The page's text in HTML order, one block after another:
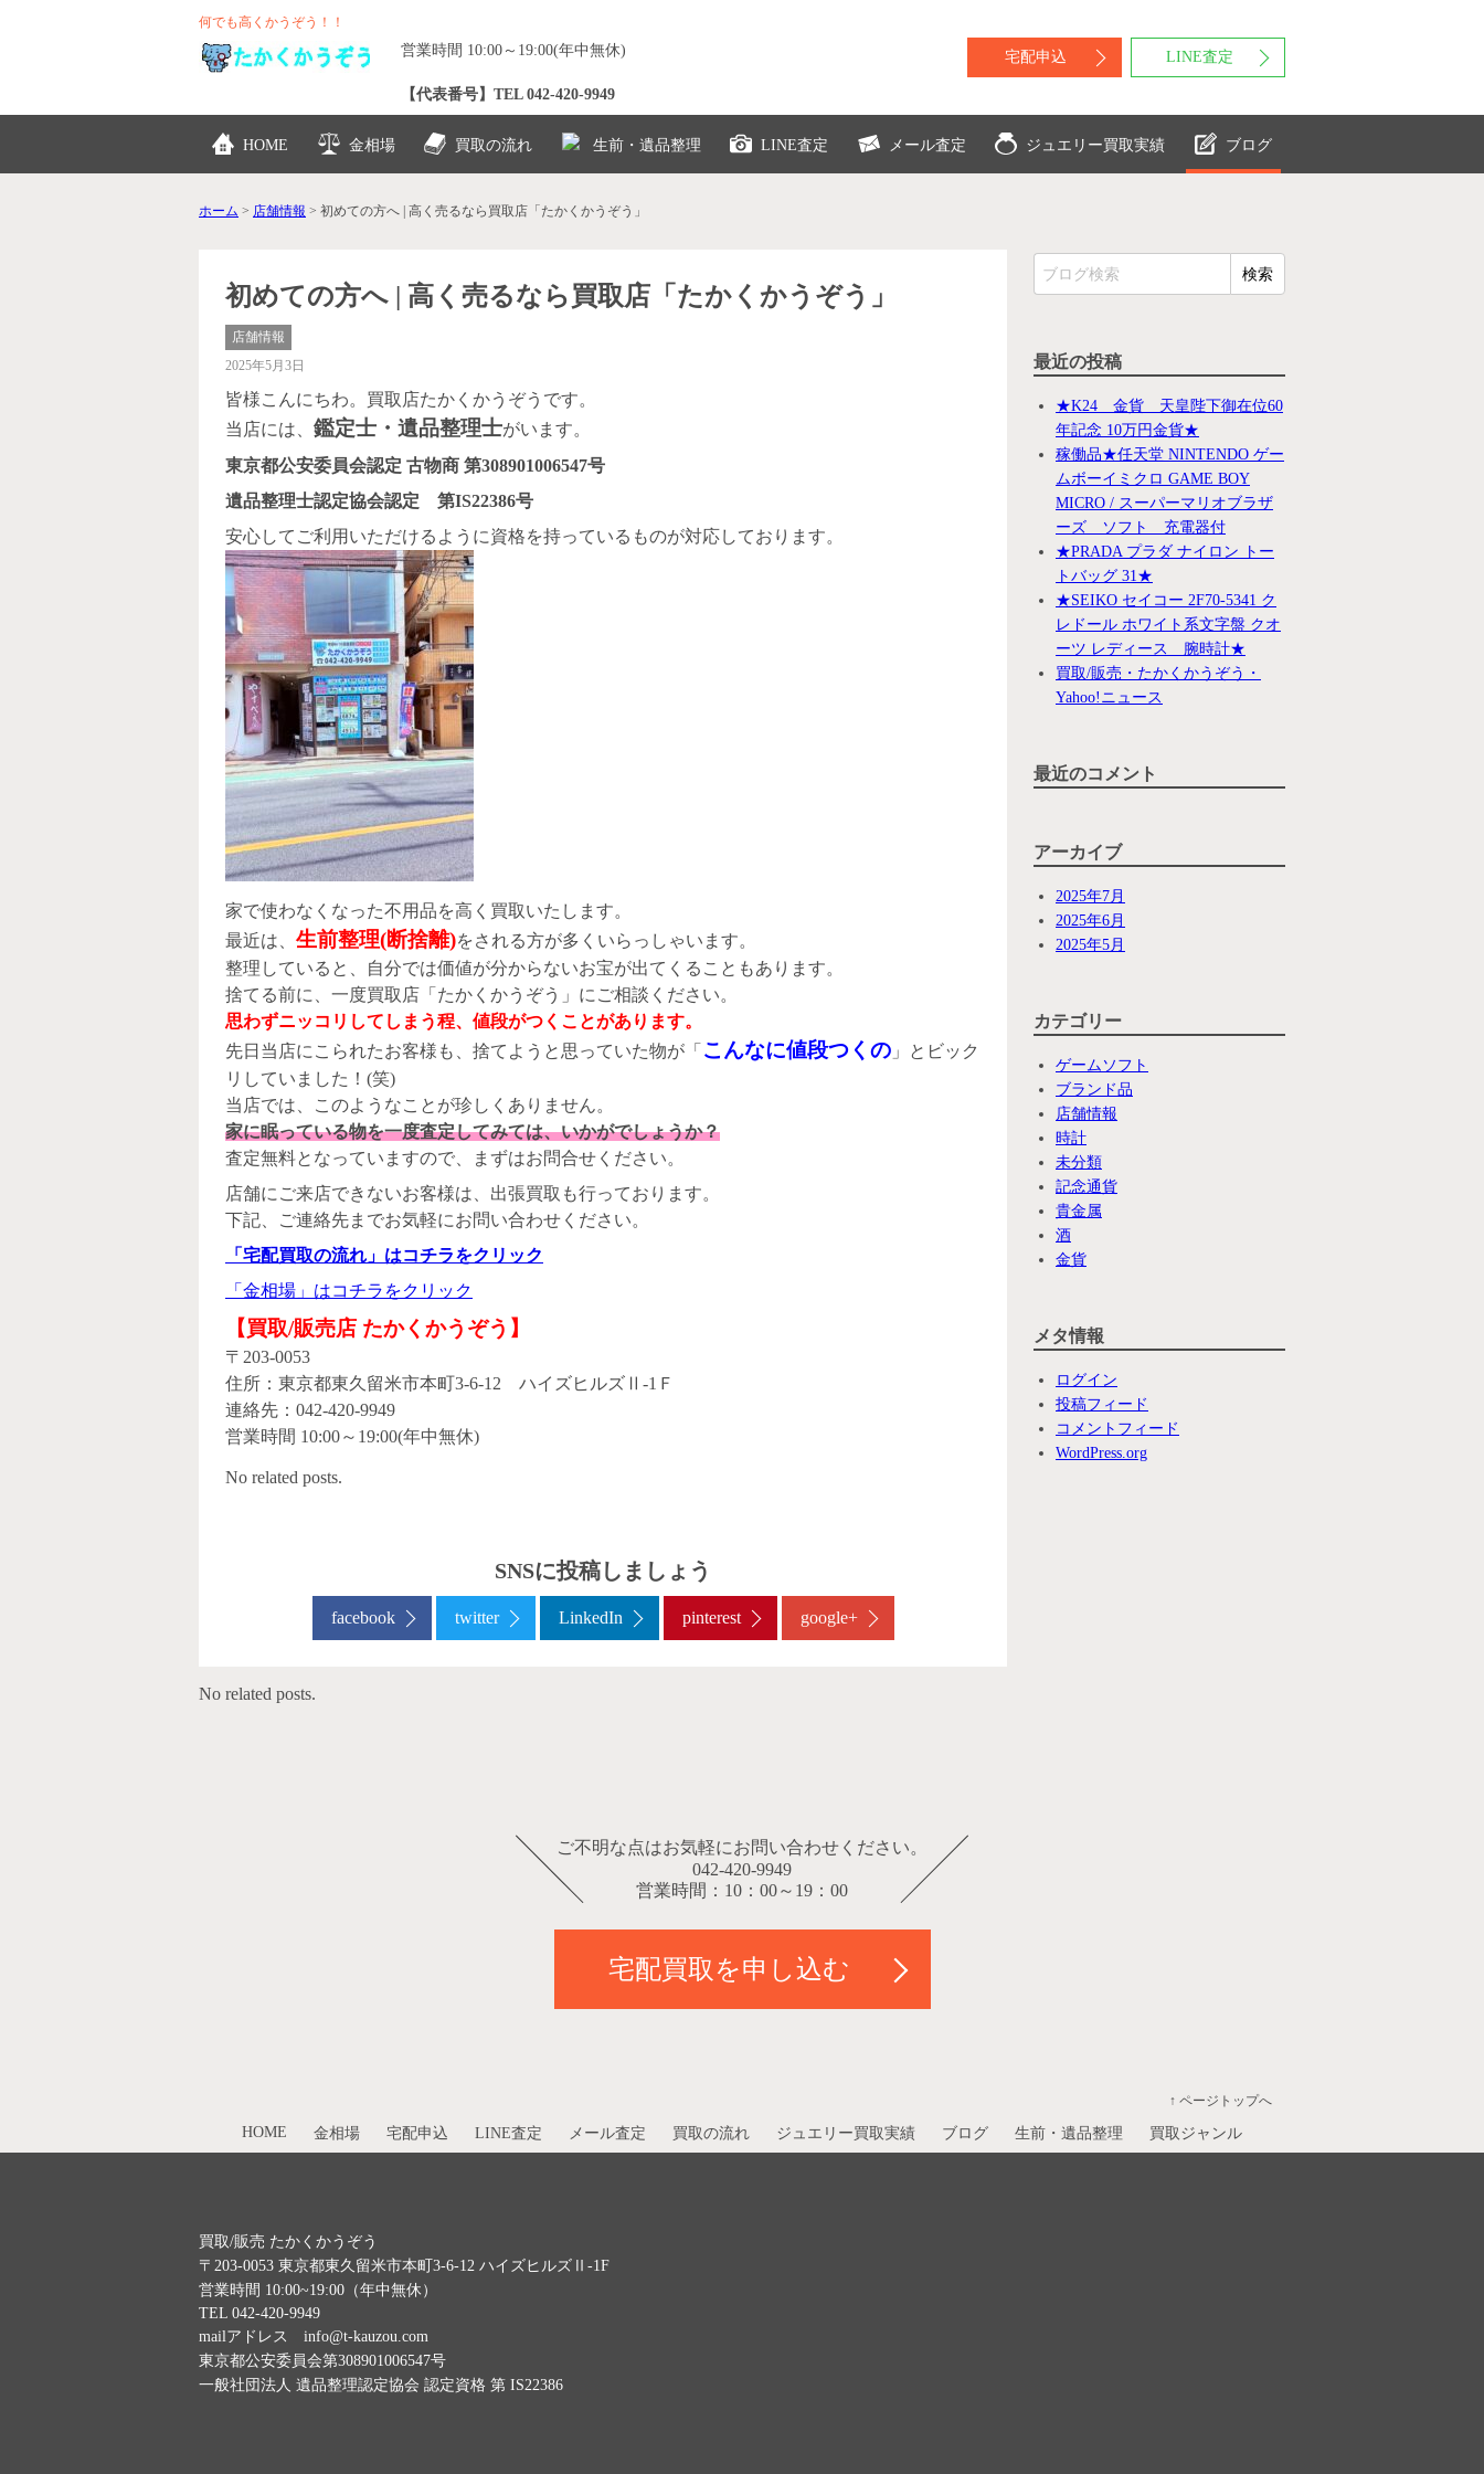
何でも高くかうぞう！！
営業時間 10:00～19:00(年中無休)
【代表番号】TEL 042-420-9949
宅配申込 LINE査定
HOME 金相場 買取の流れ 生前・遺品整理 LINE査定 メール査定 ジュエリー買取実績 ブログ
ホーム > 店舗情報 > 初めての方へ | 高く売るなら買取店「たかくかうぞう」
初めての方へ | 高く売るなら買取店「たかくかうぞう」
店舗情報
2025年5月3日
皆様こんにちわ。買取店たかくかうぞうです。
当店には、 鑑定士・遺品整理士がいます。
東京都公安委員会認定 古物商 第308901006547号
遺品整理士認定協会認定 第IS22386号
安心してご利用いただけるように資格を持っているものが対応しております。
家で使わなくなった不用品を高く買取いたします。
最近は、 生前整理(断捨離)をされる方が多くいらっしゃいます。
整理していると、自分では価値が分からないお宝が出てくることもあります。
捨てる前に、一度買取店「たかくかうぞう」にご相談ください。
思わずニッコリしてしまう程、値段がつくことがあります。
先日当店にこられたお客様も、捨てようと思っていた物が「 こんなに値段つくの 」とビック
リしていました！(笑)
当店では、このようなことが珍しくありません。
家に眠っている物を一度査定してみては、いかがでしょうか？
査定無料となっていますので、まずはお問合せください。
店舗にご来店できないお客様は、出張買取も行っております。
下記、ご連絡先までお気軽にお問い合わせください。
「宅配買取の流れ」はコチラをクリック
「金相場」はコチラをクリック
【買取/販売店 たかくかうぞう】
〒203-0053
住所：東京都東久留米市本町3-6-12 ハイズヒルズⅡ-1Ｆ
連絡先：042-420-9949
営業時間 10:00～19:00(年中無休)
No related posts.
SNSに投稿しましょう
facebook twitter LinkedIn pinterest google+
No related posts.
最近の投稿
★K24 金貨 天皇陛下御在位60
年記念 10万円金貨★
稼働品★任天堂 NINTENDO ゲー
ムボーイミクロ GAME BOY
MICRO / スーパーマリオブラザ
ーズ ソフト 充電器付
★PRADA プラダ ナイロン トー
トバッグ 31★
★SEIKO セイコー 2F70-5341 ク
レドール ホワイト系文字盤 クオ
ーツ レディース 腕時計★
買取/販売・たかくかうぞう・
Yahoo!ニュース
最近のコメント
アーカイブ
2025年7月
2025年6月
2025年5月
カテゴリー
ゲームソフト
ブランド品
店舗情報
時計
未分類
記念通貨
貴金属
酒
金貨
メタ情報
ログイン
投稿フィード
コメントフィード
WordPress.org
ご不明な点はお気軽にお問い合わせください。
042-420-9949
営業時間：10：00～19：00
宅配買取を申し込む
HOME 金相場 宅配申込 LINE査定 メール査定 買取の流れ ジュエリー買取実績 ブログ 生前・遺品整理 買取ジャンル
↑ ページトップへ
買取/販売 たかくかうぞう
〒203-0053 東京都東久留米市本町3-6-12 ハイズヒルズⅡ-1F
営業時間 10:00~19:00（年中無休）
TEL 042-420-9949
mailアドレス info@t-kauzou.com
東京都公安委員会第308901006547号
一般社団法人 遺品整理認定協会 認定資格 第 IS22386